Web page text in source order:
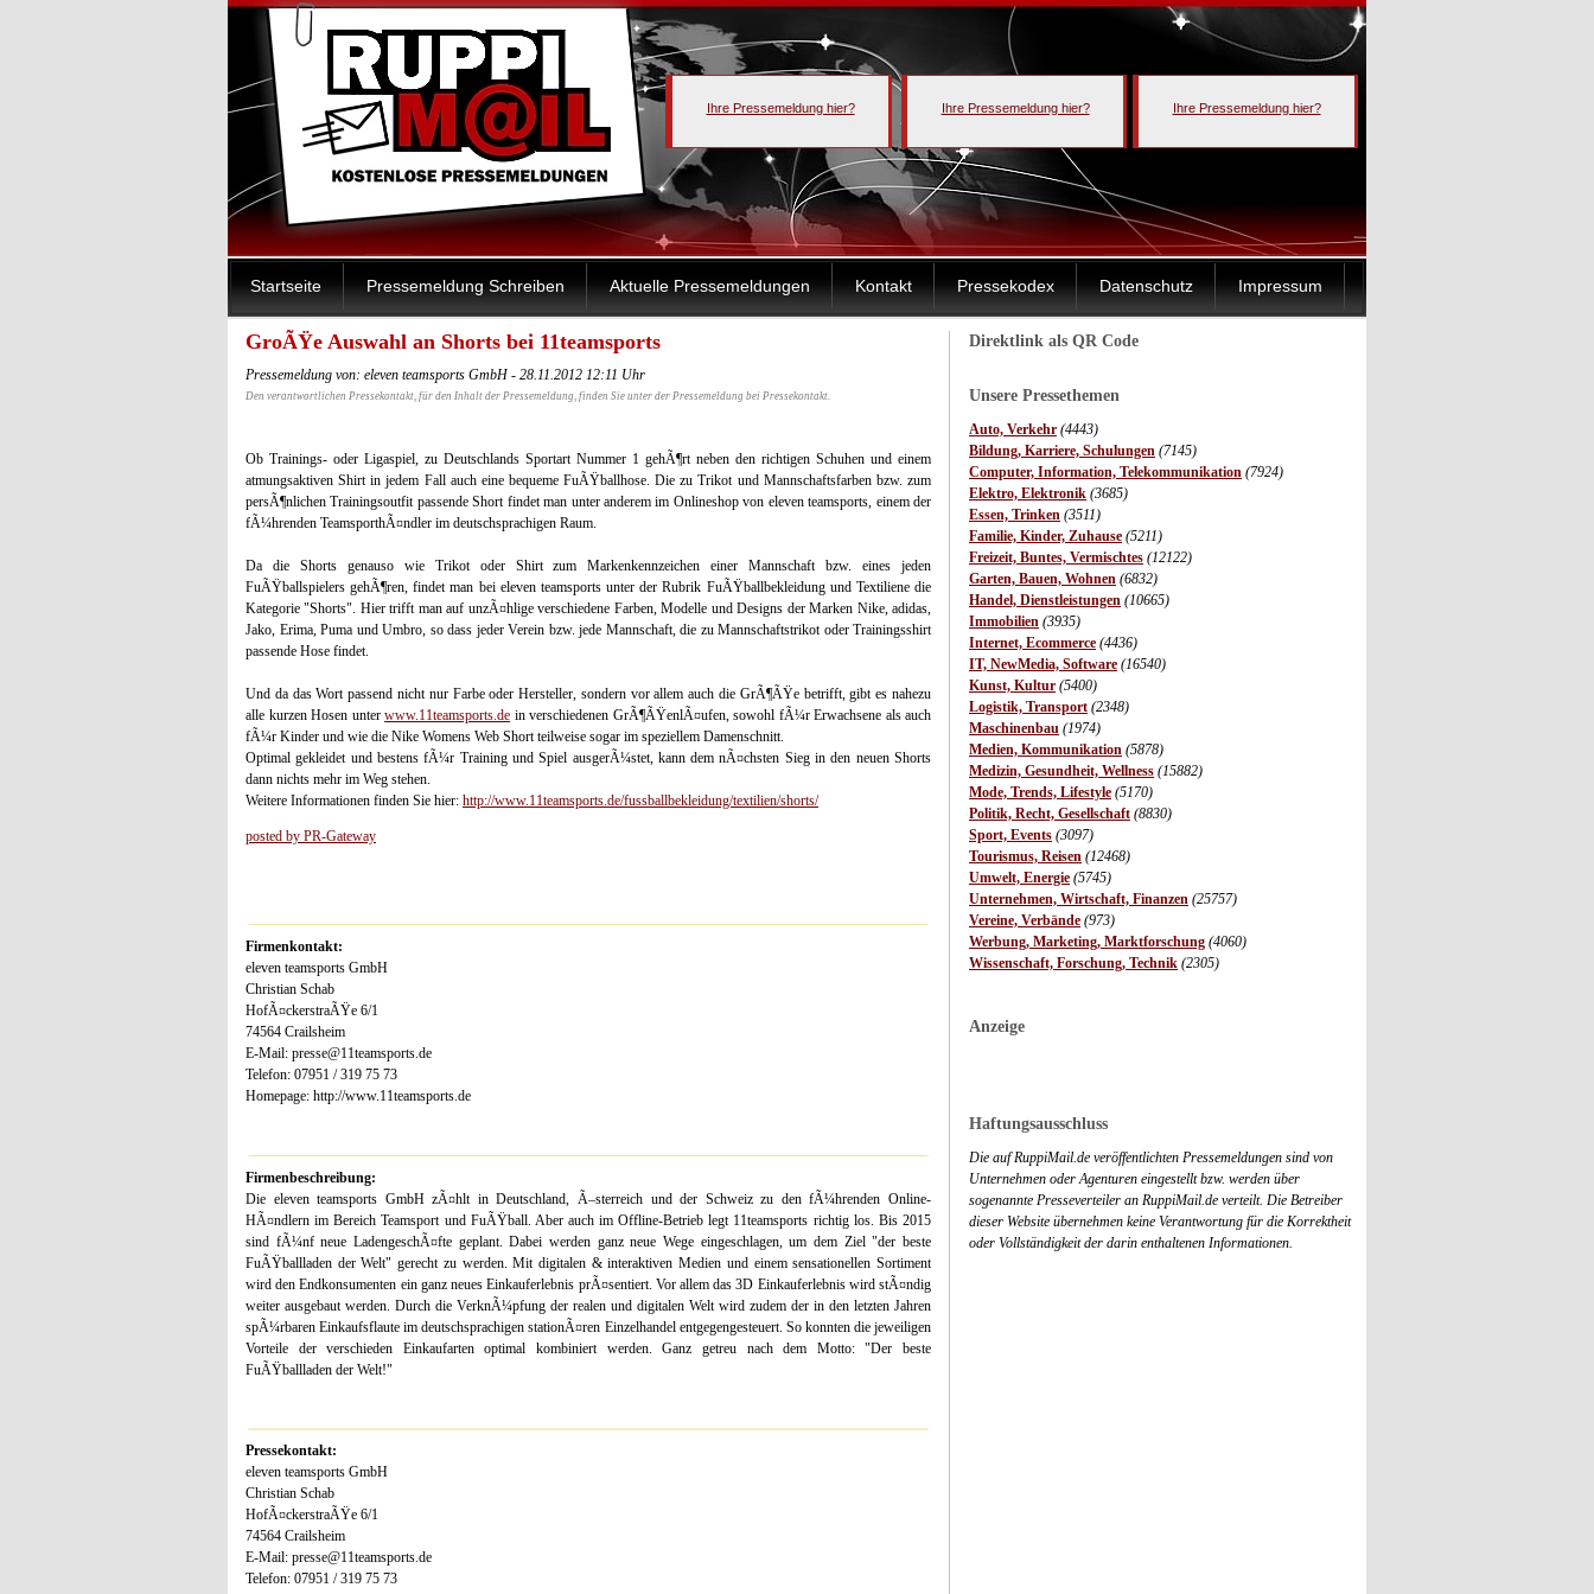
Ihre Pressemeldung hier? Ihre Pressemeldung hier? Ihre Pressemeldung hier?
Startseite Pressemeldung Schreiben Aktuelle Pressemeldungen Kontakt Pressekodex Datenschutz Impressum
Direktlink als QR Code
Unsere Pressethemen
Auto, Verkehr (4443)
Bildung, Karriere, Schulungen (7145)
Computer, Information, Telekommunikation (7924)
Elektro, Elektronik (3685)
Essen, Trinken (3511)
Familie, Kinder, Zuhause (5211)
Freizeit, Buntes, Vermischtes (12122)
Garten, Bauen, Wohnen (6832)
Handel, Dienstleistungen (10665)
Immobilien (3935)
Internet, Ecommerce (4436)
IT, NewMedia, Software (16540)
Kunst, Kultur (5400)
Logistik, Transport (2348)
Maschinenbau (1974)
Medien, Kommunikation (5878)
Medizin, Gesundheit, Wellness (15882)
Mode, Trends, Lifestyle (5170)
Politik, Recht, Gesellschaft (8830)
Sport, Events (3097)
Tourismus, Reisen (12468)
Umwelt, Energie (5745)
Unternehmen, Wirtschaft, Finanzen (25757)
Vereine, Verbände (973)
Werbung, Marketing, Marktforschung (4060)
Wissenschaft, Forschung, Technik (2305)
Anzeige
Haftungsausschluss
Die auf RuppiMail.de veröffentlichten Pressemeldungen sind von
Unternehmen oder Agenturen eingestellt bzw. werden über
sogenannte Presseverteiler an RuppiMail.de verteilt. Die Betreiber
dieser Website übernehmen keine Verantwortung für die Korrektheit
oder Vollständigkeit der darin enthaltenen Informationen.
GroÃŸe Auswahl an Shorts bei 11teamsports
Pressemeldung von: eleven teamsports GmbH - 28.11.2012 12:11 Uhr
Den verantwortlichen Pressekontakt, für den Inhalt der Pressemeldung, finden Sie unter der Pressemeldung bei Pressekontakt.
Ob Trainings- oder Ligaspiel, zu Deutschlands Sportart Nummer 1 gehÃ¶rt neben den richtigen Schuhen und einem
atmungsaktiven Shirt in jedem Fall auch eine bequeme FuÃŸballhose. Die zu Trikot und Mannschaftsfarben bzw. zum
persÃ¶nlichen Trainingsoutfit passende Short findet man unter anderem im Onlineshop von eleven teamsports, einem der
fÃ¼hrenden TeamsporthÃ¤ndler im deutschsprachigen Raum.
Da die Shorts genauso wie Trikot oder Shirt zum Markenkennzeichen einer Mannschaft bzw. eines jeden
FuÃŸballspielers gehÃ¶ren, findet man bei eleven teamsports unter der Rubrik FuÃŸballbekleidung und Textiliene die
Kategorie "Shorts". Hier trifft man auf unzÃ¤hlige verschiedene Farben, Modelle und Designs der Marken Nike, adidas,
Jako, Erima, Puma und Umbro, so dass jeder Verein bzw. jede Mannschaft, die zu Mannschaftstrikot oder Trainingsshirt
passende Hose findet.
Und da das Wort passend nicht nur Farbe oder Hersteller, sondern vor allem auch die GrÃ¶ÃŸe betrifft, gibt es nahezu
alle kurzen Hosen unter www.11teamsports.de in verschiedenen GrÃ¶ÃŸenlÃ¤ufen, sowohl fÃ¼r Erwachsene als auch
fÃ¼r Kinder und wie die Nike Womens Web Short teilweise sogar im speziellem Damenschnitt.
Optimal gekleidet und bestens fÃ¼r Training und Spiel ausgerÃ¼stet, kann dem nÃ¤chsten Sieg in den neuen Shorts
dann nichts mehr im Weg stehen.
Weitere Informationen finden Sie hier: http://www.11teamsports.de/fussballbekleidung/textilien/shorts/
posted by PR-Gateway
Firmenkontakt:
eleven teamsports GmbH
Christian Schab
HofÃ¤ckerstraÃŸe 6/1
74564 Crailsheim
E-Mail: presse@11teamsports.de
Telefon: 07951 / 319 75 73
Homepage: http://www.11teamsports.de
Firmenbeschreibung:
Die eleven teamsports GmbH zÃ¤hlt in Deutschland, Ã–sterreich und der Schweiz zu den fÃ¼hrenden Online-
HÃ¤ndlern im Bereich Teamsport und FuÃŸball. Aber auch im Offline-Betrieb legt 11teamsports richtig los. Bis 2015
sind fÃ¼nf neue LadengeschÃ¤fte geplant. Dabei werden ganz neue Wege eingeschlagen, um dem Ziel "der beste
FuÃŸballladen der Welt" gerecht zu werden. Mit digitalen & interaktiven Medien und einem sensationellen Sortiment
wird den Endkonsumenten ein ganz neues Einkauferlebnis prÃ¤sentiert. Vor allem das 3D Einkauferlebnis wird stÃ¤ndig
weiter ausgebaut werden. Durch die VerknÃ¼pfung der realen und digitalen Welt wird zudem der in den letzten Jahren
spÃ¼rbaren Einkaufsflaute im deutschsprachigen stationÃ¤ren Einzelhandel entgegengesteuert. So konnten die jeweiligen
Vorteile der verschieden Einkaufarten optimal kombiniert werden. Ganz getreu nach dem Motto: "Der beste
FuÃŸballladen der Welt!"
Pressekontakt:
eleven teamsports GmbH
Christian Schab
HofÃ¤ckerstraÃŸe 6/1
74564 Crailsheim
E-Mail: presse@11teamsports.de
Telefon: 07951 / 319 75 73